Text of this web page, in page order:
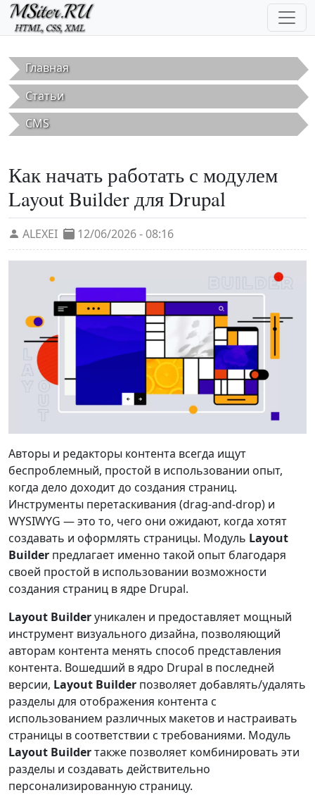
Перейти к основному содержанию
Главная
Статьи
CMS
Как начать работать с модулем
Layout Builder для Drupal
ALEXEI 12/06/2026 - 08:16
Авторы и редакторы контента всегда ищут
беспроблемный, простой в использовании опыт,
когда дело доходит до создания страниц.
Инструменты перетаскивания (drag‑and‑drop) и
WYSIWYG — это то, чего они ожидают, когда хотят
создавать и оформлять страницы. Модуль Layout
Builder предлагает именно такой опыт благодаря
своей простой в использовании возможности
создания страниц в ядре Drupal.
Layout Builderуникален и предоставляет мощный
инструмент визуального дизайна, позволяющий
авторам контента менять способ представления
контента. Вошедший в ядро Drupal в последней
версии, Layout Builder позволяет добавлять/удалять
разделы для отображения контента с
использованием различных макетов и настраивать
страницы в соответствии с требованиями. Модуль
Layout Builderтакже позволяет комбинировать эти
разделы и создавать действительно
персонализированную страницу.